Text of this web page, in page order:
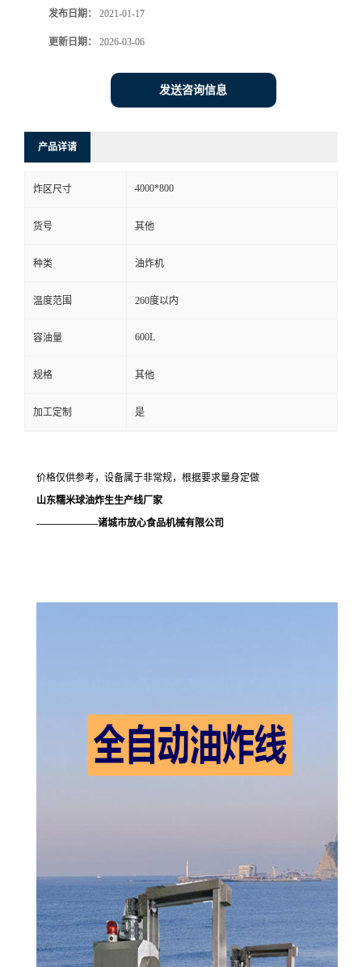
发布日期： 2021-01-17
更新日期： 2026-03-06
发送咨询信息
产品详请
炸区尺寸 4000*800
货号 其他
种类 油炸机
温度范围 260度以内
容油量 600L
规格 其他
加工定制 是
价格仅供参考，设备属于非常规，根据要求量身定做
山东糯米球油炸生生产线厂家
-——————诸城市放心食品机械有限公司